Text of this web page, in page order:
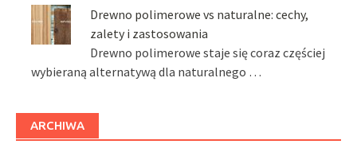
Drewno polimerowe vs naturalne: cechy,
zalety i zastosowania
Drewno polimerowe staje się coraz częściej
wybieraną alternatywą dla naturalnego …
ARCHIWA